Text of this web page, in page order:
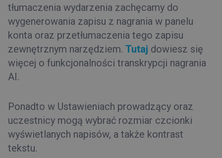
tłumaczenia wydarzenia zachęcamy do
wygenerowania zapisu z nagrania w panelu
konta oraz przetłumaczenia tego zapisu
zewnętrznym narzędziem. Tutaj dowiesz się
więcej o funkcjonalności transkrypcji nagrania
AI.
Ponadto w Ustawieniach prowadzący oraz
uczestnicy mogą wybrać rozmiar czcionki
wyświetlanych napisów, a także kontrast
tekstu.